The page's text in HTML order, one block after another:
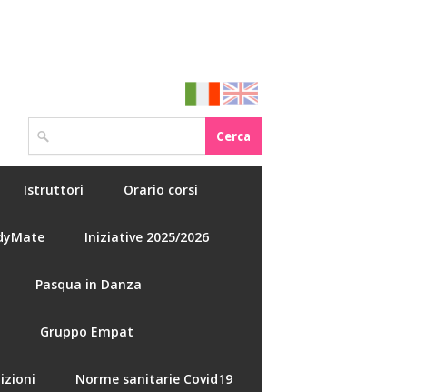
Istruttori Orario corsi
Iniziative 2025/2026
Pasqua in Danza
Gruppo Empat
Norme sanitarie Covid19